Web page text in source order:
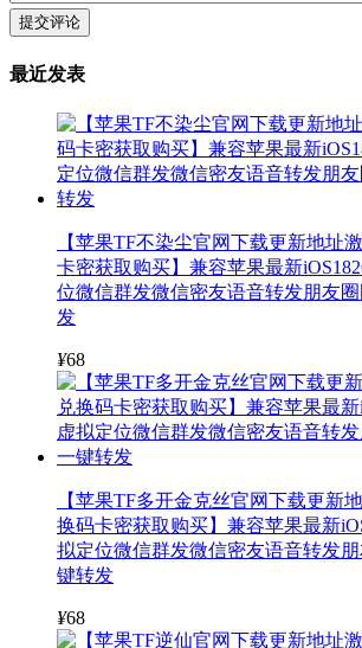
提交评论
最近发表
【苹果TF不染尘官网下载更新地址
卡密获取购买】兼容苹果最新
位微信群发微信密友语音转发朋友
发
¥68
【苹果TF多开金克丝官网下载更新
换码卡密获取购买】兼容苹果最新
拟定位微信群发微信密友语音转发
键转发
¥68